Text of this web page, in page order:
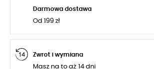
Darmowa dostawa
Od 199 zł
Zwrot i wymiana
Masz na to aż 14 dni